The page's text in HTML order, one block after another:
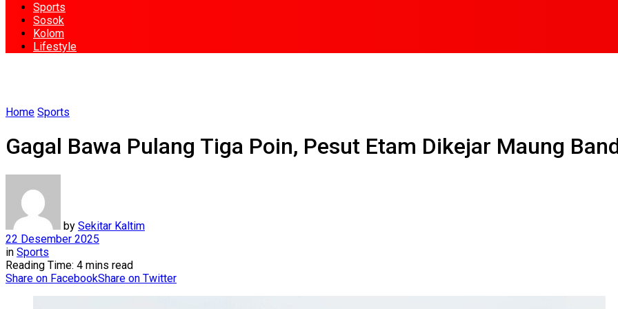
Sports
Sosok
Kolom
Lifestyle
Home Sports
Gagal Bawa Pulang Tiga Poin, Pesut Etam Dikejar Maung
by Sekitar Kaltim
22 Desember 2025
in Sports
Reading Time: 4 mins read
Share on FacebookShare on Twitter